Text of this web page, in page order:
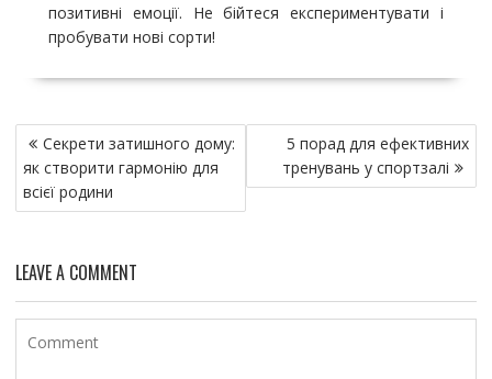
позитивні емоції. Не бійтеся експериментувати і
пробувати нові сорти!
Н
а
в
и
а
ц
Секрети затишного дому:
як створити гармонію для
всієї родини
5 порад для ефективних
тренувань у спортзалі
LEAVE A COMMENT